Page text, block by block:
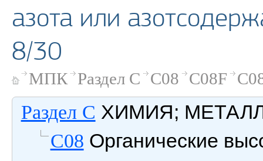
азота или
8/30
МПК Раздел C C08 C08F
Раздел C ХИМИЯ;
C08 Органические